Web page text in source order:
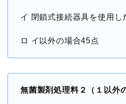
イ 閉鎖式接続器具を使用し
ロ イ以外の場合45点
無菌製剤処理料２（１以外